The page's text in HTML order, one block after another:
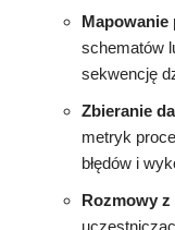
Mapowanie
schematów
sekwencję
Zbieranie
metryk
błędów i
Rozmowy